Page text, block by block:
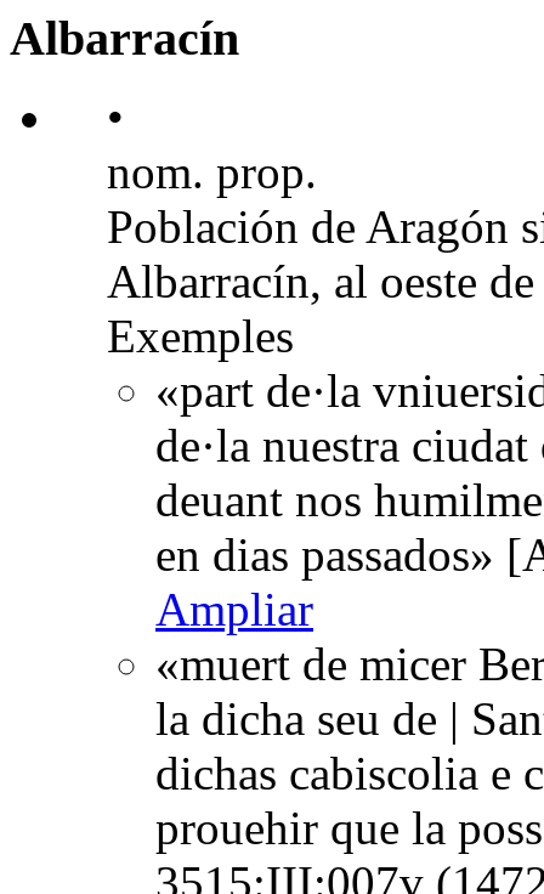
Albarracín
•
nom. prop.
Población de Aragón
Albarracín, al oeste
Exemples
«part de·la
de·la nuestra
deuant nos
en dias passados»
Ampliar
«muert de micer
la dicha seu de |
dichas cabiscolia e
prouehir que la
3515:III:007v